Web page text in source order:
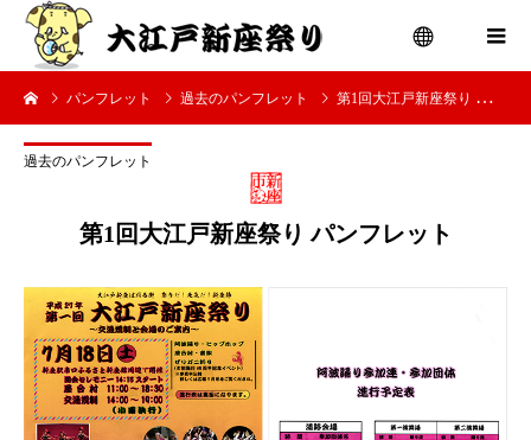
menu
パンフレット 過去のパンフレット 第1回大江戸新座祭り パンフレット
過去のパンフレット
第1回大江戸新座祭り パンフレット